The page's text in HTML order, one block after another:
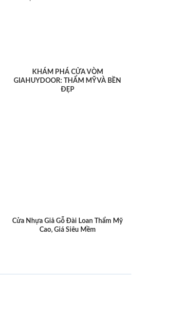
KHÁM PHÁ CỬA VÒM
GIAHUYDOOR: THẨM MỸ VÀ BỀN
ĐẸP
Cửa Nhựa Giả Gỗ Đài Loan Thẩm Mỹ
Cao, Giá Siêu Mềm